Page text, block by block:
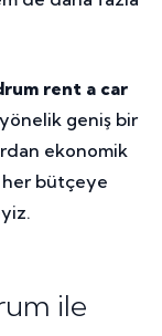
rent a car
geniş bir
ekonomik
bütçeye
ile